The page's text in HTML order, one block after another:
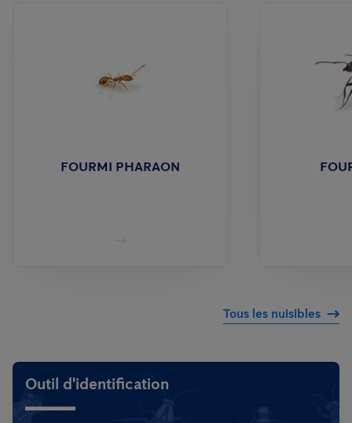
FOURMI PHARAON
Tous les nuisibles
Outil d'identification